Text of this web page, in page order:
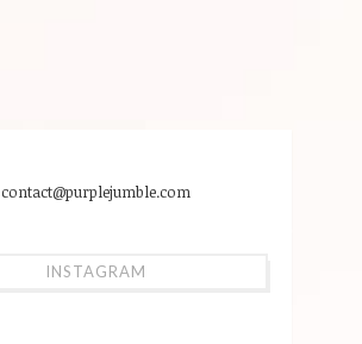
contact@purplejumble.com
INSTAGRAM